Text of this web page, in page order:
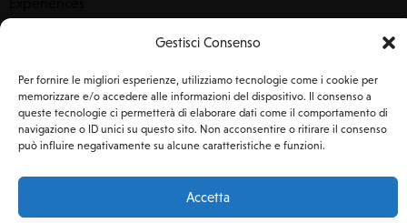
Gestisci Consenso
Per fornire le migliori esperienze, utilizziamo tecnologie come i cookie per
memorizzare e/o accedere alle informazioni del dispositivo. Il consenso a
queste tecnologie ci permetterà di elaborare dati come il comportamento di
navigazione o ID unici su questo sito. Non acconsentire o ritirare il consenso
può influire negativamente su alcune caratteristiche e funzioni.
Accetta
Rimaniamo in contatto